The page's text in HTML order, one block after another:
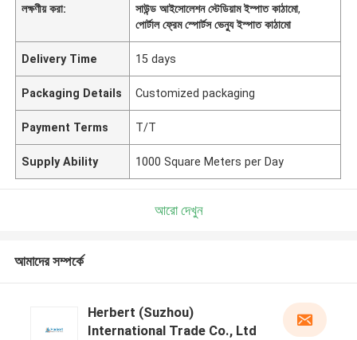
লক্ষণীয় করা:
সাউন্ড আইসোলেশন স্টেডিয়াম ইস্পাত কাঠামো,
পোর্টাল ফ্রেম স্পোর্টস ভেন্যু ইস্পাত কাঠামো
Delivery Time 15 days
Packaging Details Customized packaging
Payment Terms T/T
Supply Ability 1000 Square Meters per Day
আরো দেখুন
আমাদের সম্পর্কে
Herbert (Suzhou)
International Trade Co., Ltd